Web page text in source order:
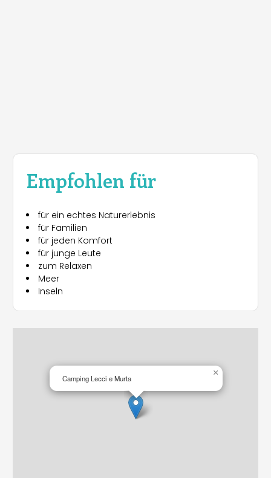
Empfohlen für
für ein echtes Naturerlebnis
für Familien
für jeden Komfort
für junge Leute
zum Relaxen
Meer
Inseln
Camping Lecci e Murta
×